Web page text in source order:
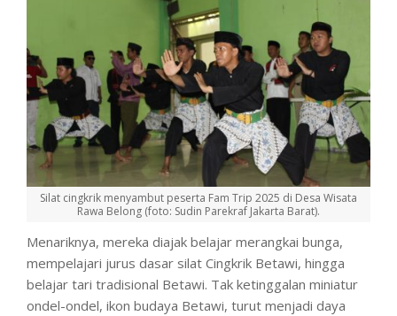
Silat cingkrik menyambut peserta Fam Trip 2025 di Desa Wisata
Rawa Belong (foto: Sudin Parekraf Jakarta Barat).
Menariknya, mereka diajak belajar merangkai bunga,
mempelajari jurus dasar silat Cingkrik Betawi, hingga
belajar tari tradisional Betawi. Tak ketinggalan miniatur
ondel-ondel, ikon budaya Betawi, turut menjadi daya